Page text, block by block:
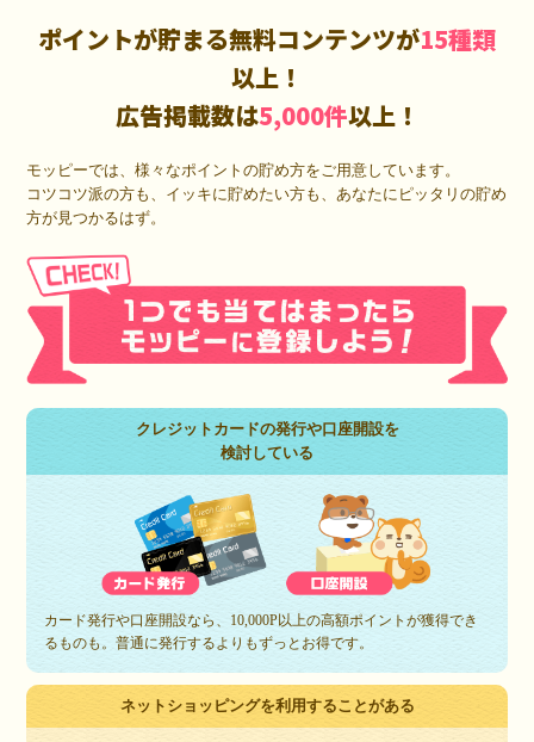
ポイントが貯まる無料コンテンツが15種類
以上！
広告掲載数は5,000件以上！
モッピーでは、様々なポイントの貯め方をご用意しています。
コツコツ派の方も、イッキに貯めたい方も、あなたにピッタリの貯め
方が見つかるはず。
クレジットカードの発行や口座開設を
検討している
カード発行や口座開設なら、10,000P以上の高額ポイントが獲得でき
るものも。普通に発行するよりもずっとお得です。
ネットショッピングを利用することがある